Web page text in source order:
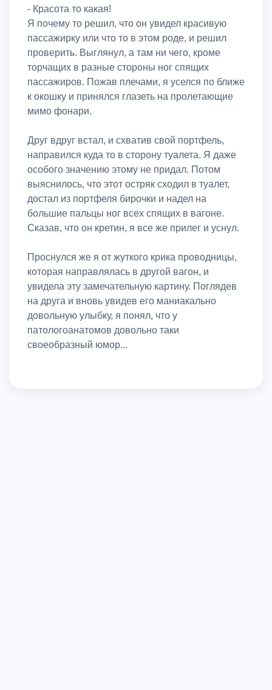
- Красота то какая!
Я почему то решил, что он увидел красивую
пассажирку или что то в этом роде, и решил
проверить. Выглянул, а там ни чего, кроме
торчащих в разные стороны ног спящих
пассажиров. Пожав плечами, я уселся по ближе
к окошку и принялся глазеть на пролетающие
мимо фонари.
Друг вдруг встал, и схватив свой портфель,
направился куда то в сторону туалета. Я даже
особого значению этому не придал. Потом
выяснилось, что этот остряк сходил в туалет,
достал из портфеля бирочки и надел на
большие пальцы ног всех спящих в вагоне.
Сказав, что он кретин, я все же прилег и уснул.
Проснулся же я от жуткого крика проводницы,
которая направлялась в другой вагон, и
увидела эту замечательную картину. Поглядев
на друга и вновь увидев его маниакально
довольную улыбку, я понял, что у
патологоанатомов довольно таки
своеобразный юмор...